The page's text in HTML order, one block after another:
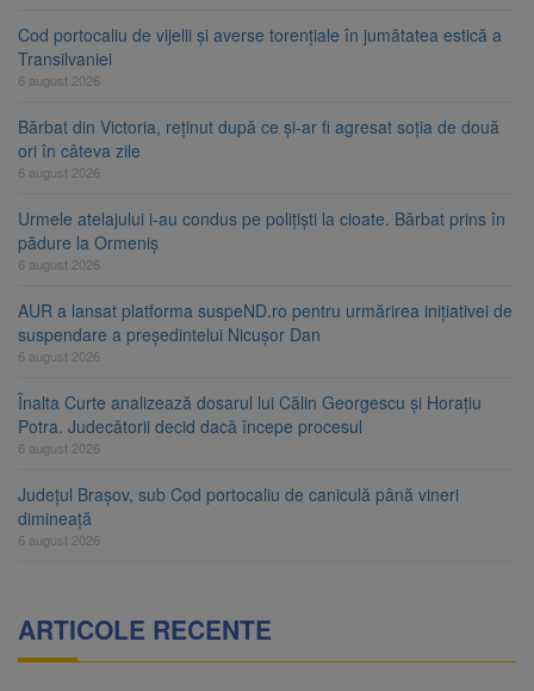
Cod portocaliu de vijelii și averse torențiale în jumătatea estică a
Transilvaniei
6 august 2026
Bărbat din Victoria, reținut după ce și-ar fi agresat soția de două
ori în câteva zile
6 august 2026
Urmele atelajului i-au condus pe polițiști la cioate. Bărbat prins în
pădure la Ormeniș
6 august 2026
AUR a lansat platforma suspeND.ro pentru urmărirea inițiativei de
suspendare a președintelui Nicușor Dan
6 august 2026
Înalta Curte analizează dosarul lui Călin Georgescu și Horațiu
Potra. Judecătorii decid dacă începe procesul
6 august 2026
Județul Brașov, sub Cod portocaliu de caniculă până vineri
dimineață
6 august 2026
ARTICOLE RECENTE